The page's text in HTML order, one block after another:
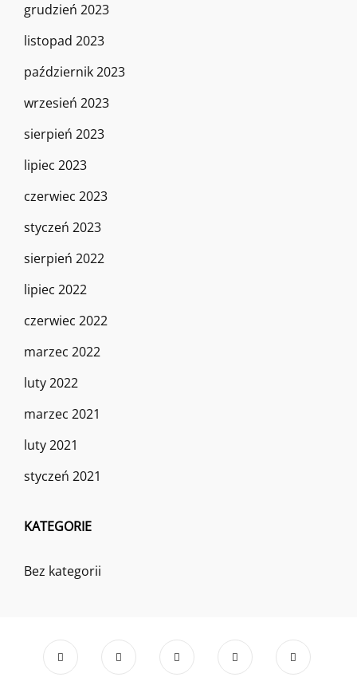
grudzień 2023
listopad 2023
październik 2023
wrzesień 2023
sierpień 2023
lipiec 2023
czerwiec 2023
styczeń 2023
sierpień 2022
lipiec 2022
czerwiec 2022
marzec 2022
luty 2022
marzec 2021
luty 2021
styczeń 2021
KATEGORIE
Bez kategorii